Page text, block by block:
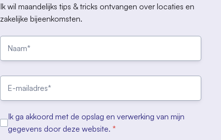
Ik wil maandelijks tips & tricks ontvangen over locaties en
zakelijke bijeenkomsten.
Ik ga akkoord met de opslag en verwerking van mijn
gegevens door deze website. *